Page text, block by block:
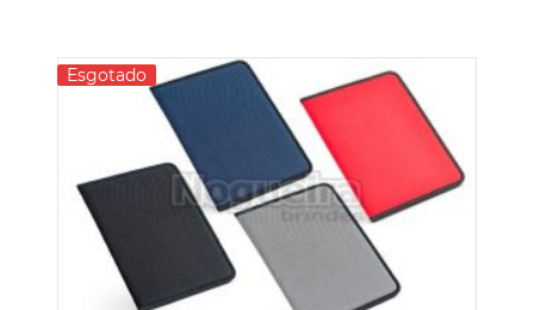
Esgotado